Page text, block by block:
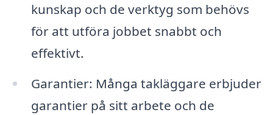
kunskap och de verktyg som behövs
för att utföra jobbet snabbt och
effektivt.
Garantier: Många takläggare erbjuder
garantier på sitt arbete och de